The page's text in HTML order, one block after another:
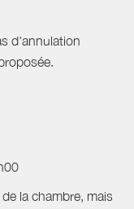
d'annulation
la chambre, mais